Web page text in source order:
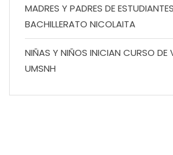
MADRES Y PADRES DE
BACHILLERATO NICOLAITA
NIÑAS Y NIÑOS INICIAN CURSO DE
UMSNH